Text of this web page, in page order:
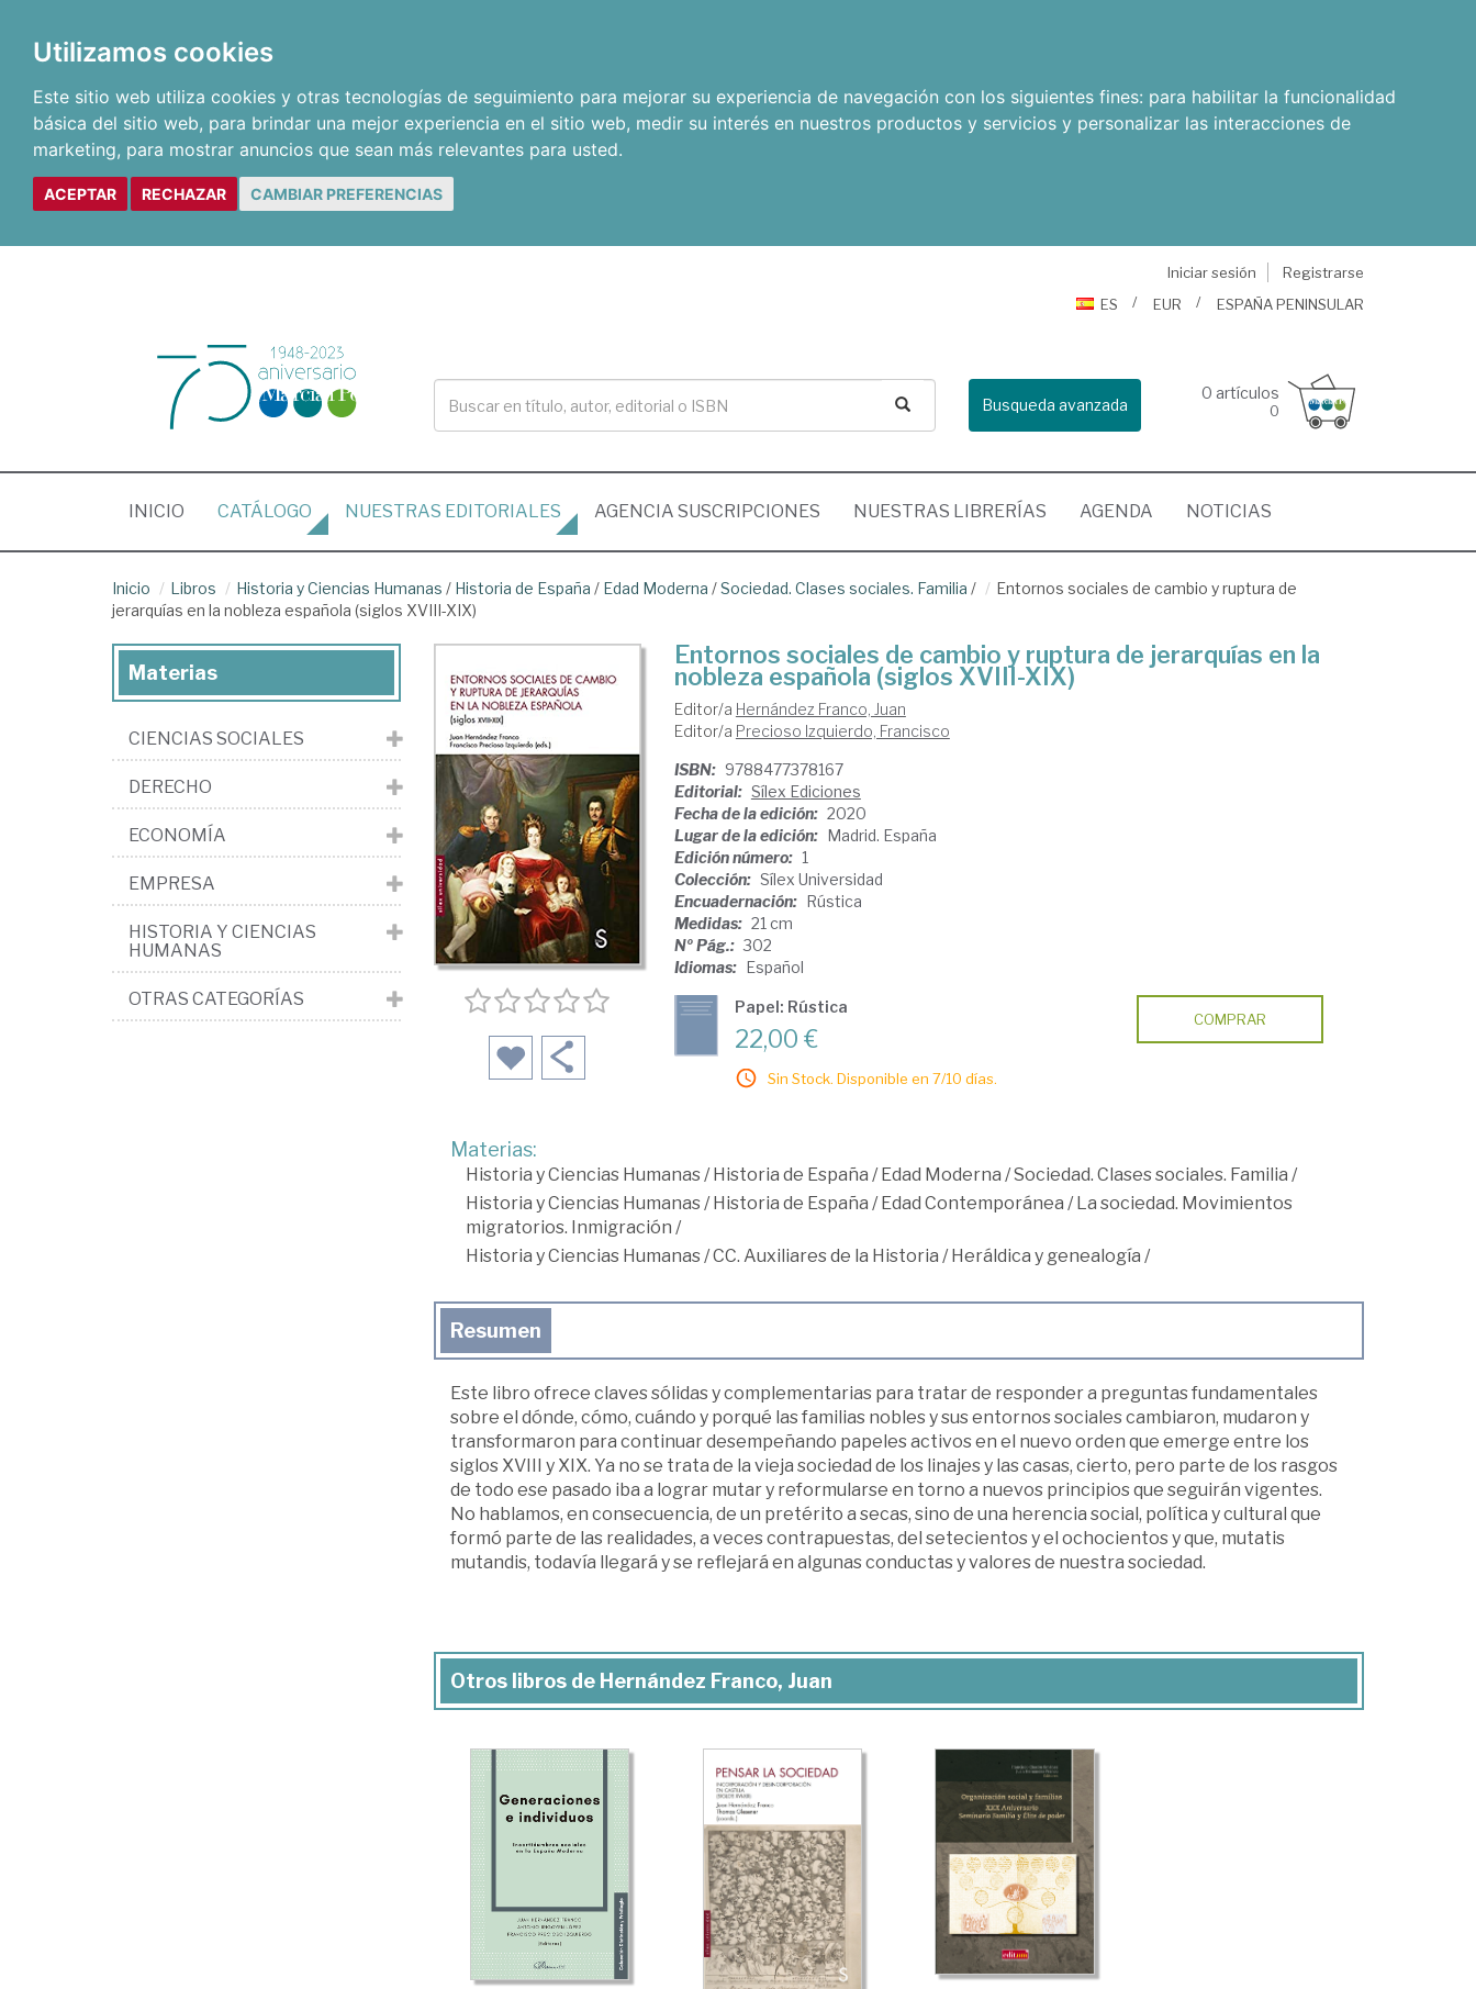
Utilizamos cookies
Este sitio web utiliza cookies y otras tecnologías de seguimiento para mejorar su experiencia de navegación con los siguientes fines: para habilitar la funcionalidad
básica del sitio web, para brindar una mejor experiencia en el sitio web, medir su interés en nuestros productos y servicios y personalizar las interacciones de
marketing, para mostrar anuncios que sean más relevantes para usted.
ACEPTAR RECHAZAR CAMBIAR PREFERENCIAS
Iniciar sesión
Registrarse
ES
EUR ESPAÑA PENINSULAR
Busqueda avanzada
0 artículos
0
INICIO (CURRENT)
CATÁLOGO NUESTRAS EDITORIALES AGENCIA SUSCRIPCIONES NUESTRAS LIBRERÍAS AGENDA NOTICIAS
Inicio Libros Historia y Ciencias Humanas / Historia de España / Edad Moderna /Sociedad. Clases sociales. Familia /
Entornos sociales de cambio y ruptura de
jerarquías en la nobleza española (siglos XVIII-XIX)
Entornos sociales de cambio y ruptura de jerarquías en la
nobleza española (siglos XVIII-XIX)
Editor/a Hernández Franco, Juan
Editor/a Precioso Izquierdo, Francisco
ISBN: 9788477378167
Editorial: Sílex Ediciones
Fecha de la edición: 2020
Lugar de la edición: Madrid. España
Edición número: 1
Colección: Sílex Universidad
Encuadernación: Rústica
Medidas: 21 cm
Nº Pág.: 302
Idiomas: Español
Papel: Rústica
22,00 €
Sin Stock. Disponible en 7/10 días.
COMPRAR
Materias:
Historia y Ciencias Humanas/Historia de España /Edad Moderna /Sociedad. Clases sociales. Familia /
Historia y Ciencias Humanas/Historia de España /Edad Contemporánea /La sociedad. Movimientos
migratorios. Inmigración /
Historia y Ciencias Humanas/CC. Auxiliares de la Historia /Heráldica y genealogía /
Resumen
Este libro ofrece claves sólidas y complementarias para tratar de responder a preguntas fundamentales
sobre el dónde, cómo, cuándo y porqué las familias nobles y sus entornos sociales cambiaron, mudaron y
transformaron para continuar desempeñando papeles activos en el nuevo orden que emerge entre los
siglos XVIII y XIX. Ya no se trata de la vieja sociedad de los linajes y las casas, cierto, pero parte de los rasgos
de todo ese pasado iba a lograr mutar y reformularse en torno a nuevos principios que seguirán vigentes.
No hablamos, en consecuencia, de un pretérito a secas, sino de una herencia social, política y cultural que
formó parte de las realidades, a veces contrapuestas, del setecientos y el ochocientos y que, mutatis
mutandis, todavía llegará y se reflejará en algunas conductas y valores de nuestra sociedad.
Otros libros de Hernández Franco, Juan
Materias
CIENCIAS SOCIALES
DERECHO
ECONOMÍA
EMPRESA
HISTORIA Y CIENCIAS
HUMANAS
OTRAS CATEGORÍAS